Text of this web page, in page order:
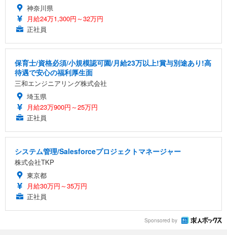
神奈川県
月給24万1,300円～32万円
正社員
保育士/資格必須/小規模認可園/月給23万以上!賞与別途あり!高
待遇で安心の福利厚生面
三和エンジニアリング株式会社
埼玉県
月給23万900円～25万円
正社員
システム管理/Salesforceプロジェクトマネージャー
株式会社TKP
東京都
月給30万円～35万円
正社員
Sponsored by